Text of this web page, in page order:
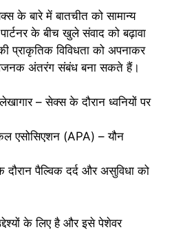
बारे में बातचीत को सामान्य
के बीच खुले संवाद को बढ़ावा
प्राकृतिक विविधता को अपनाकर
अंतरंग संबंध बना सकते हैं।
– सेक्स के दौरान ध्वनियों पर
एसोसिएशन (APA) – यौन
पैल्विक दर्द और असुविधा को
के लिए है और इसे पेशेवर